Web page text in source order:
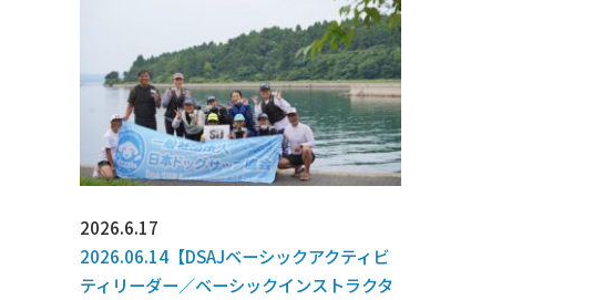
2026.6.17
2026.06.14【DSAJベーシックアクティビ
ティリーダー／ベーシックインストラクタ